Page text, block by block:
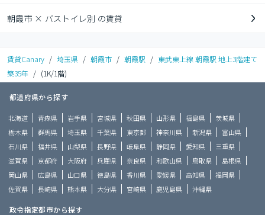
朝霞市 × バストイレ別 の賃貸
賃貸Canary / 埼玉県 / 朝霞市 / 朝霞駅 / 東武東上線 朝霞駅 地上3階建て
築35年 / (1K/1階)
都道府県から探す
北海道 青森県 岩手県 宮城県 秋田県 山形県 福島県
茨城県
栃木県
群馬県 埼玉県 千葉県 東京都 神奈川県 新潟県
富山県
石川県
福井県 山梨県 長野県 岐阜県 静岡県 愛知県
三重県
滋賀県
京都府 大阪府 兵庫県 奈良県 和歌山県 鳥取県
島根県
岡山県
広島県 山口県 徳島県 香川県 愛媛県 高知県
福岡県
佐賀県
長崎県 熊本県 大分県 宮崎県 鹿児島県 沖縄県
政令指定都市から探す